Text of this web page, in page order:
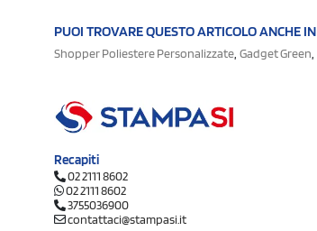
PUOI TROVARE QUESTO ARTICOLO ANCHE IN
Shopper Poliestere Personalizzate Gadget Green
Recapiti
02 2111 8602
02 2111 8602
3755036900
contattaci@stampasi.it